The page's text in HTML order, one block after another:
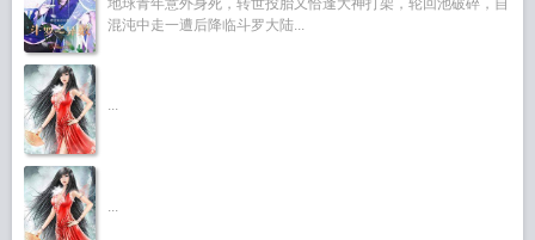
地球青年意外身死，转世投胎又恰逢大神打架，轮回池破碎，自
混沌中走一遭后降临斗罗大陆...
...
...